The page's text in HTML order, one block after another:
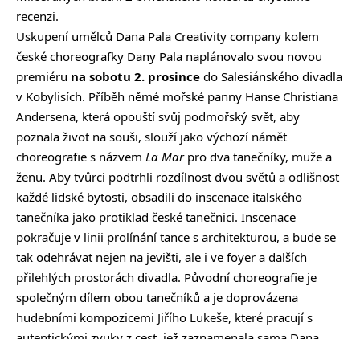
recenzi.
Uskupení umělců Dana Pala Creativity company kolem
české choreografky Dany Pala naplánovalo svou novou
premiéru na sobotu 2. prosince do Salesiánského divadla
v Kobylisích. Příběh němé mořské panny Hanse Christiana
Andersena, která opouští svůj podmořský svět, aby
poznala život na souši, slouží jako výchozí námět
choreografie s názvem La Marpro dva tanečníky, muže a
ženu. Aby tvůrci podtrhli rozdílnost dvou světů a odlišnost
každé lidské bytosti, obsadili do inscenace italského
tanečníka jako protiklad české tanečnici. Inscenace
pokračuje v linii prolínání tance s architekturou, a bude se
tak odehrávat nejen na jevišti, ale i ve foyer a dalších
přilehlých prostorách divadla. Původní choreografie je
společným dílem obou tanečníků a je doprovázena
hudebními kompozicemi Jiřího Lukeše, které pracují s